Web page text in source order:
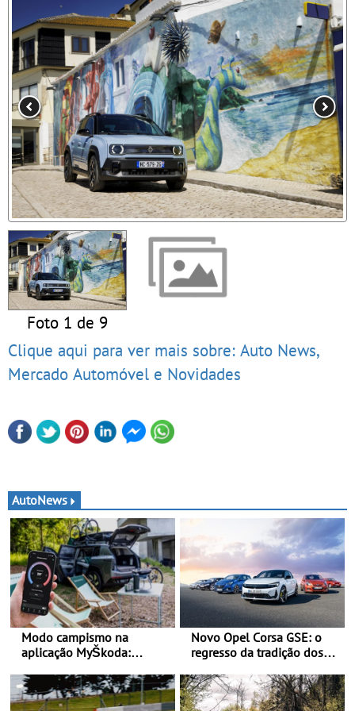
Foto 1 de 9
Clique aqui para ver mais sobre: Auto News,
Mercado Automóvel e Novidades
AutoNews
Modo campismo na
aplicação MyŠkoda:
veículos elétricos
Novo Opel Corsa GSE: o
regresso da tradição dos
potente, rápido: 207 kW
(281 cv), 345 Nm, 0 aos